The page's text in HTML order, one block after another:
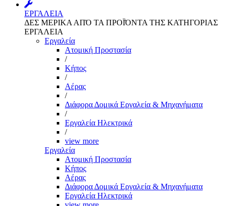
ΕΡΓΑΛΕΙΑ
ΔΕΣ ΜΕΡΙΚΑ ΑΠΌ ΤΑ ΠΡΟΪΌΝΤΑ ΤΗΣ ΚΑΤΗΓΟΡΙΑΣ
ΕΡΓΑΛΕΙΑ
Εργαλεία
Aτομική Προστασία
/
Kήπος
/
Αέρας
/
Διάφορα Δομικά Εργαλεία & Μηχανήματα
/
Εργαλεία Ηλεκτρικά
/
view more
Εργαλεία
Aτομική Προστασία
Kήπος
Αέρας
Διάφορα Δομικά Εργαλεία & Μηχανήματα
Εργαλεία Ηλεκτρικά